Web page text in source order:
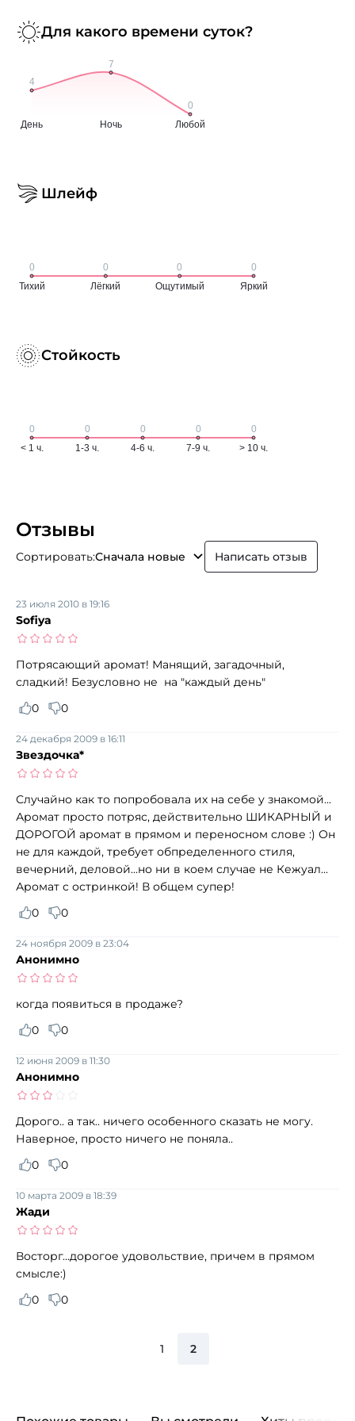
Для какого времени суток?
Шлейф
Стойкость
Отзывы
Сортировать:Сначала новые Написать отзыв
Sofiya
23 июля 2010 в 19:16
Потрясающий аромат! Манящий, загадочный,
сладкий! Безусловно не на "каждый день"
0
0
Звездочка*
24 декабря 2009 в 16:11
Случайно как то попробовала их на себе у знакомой...
Аромат просто потряс, действительно ШИКАРНЫЙ и
ДОРОГОЙ аромат в прямом и переносном слове :) Он
не для каждой, требует обпределенного стиля,
вечерний, деловой...но ни в коем случае не Кежуал...
Аромат с остринкой! В общем супер!
0
0
Анонимно
24 ноября 2009 в 23:04
когда появиться в продаже?
0
0
Анонимно
12 июня 2009 в 11:30
Дорого.. а так.. ничего особенного сказать не могу.
Наверное, просто ничего не поняла..
0
0
Жади
10 марта 2009 в 18:39
Восторг...дорогое удовольствие, причем в прямом
смысле:)
0
0
1 2